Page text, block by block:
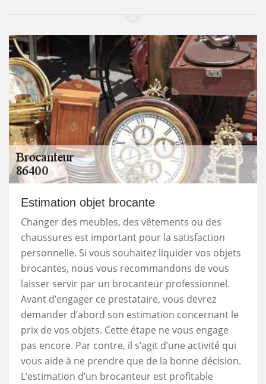
Estimation objet brocante
Changer des meubles, des vêtements ou des
chaussures est important pour la satisfaction
personnelle. Si vous souhaitez liquider vos objets
brocantes, nous vous recommandons de vous
laisser servir par un brocanteur professionnel.
Avant d’engager ce prestataire, vous devrez
demander d’abord son estimation concernant le
prix de vos objets. Cette étape ne vous engage
pas encore. Par contre, il s’agit d’une activité qui
vous aide à ne prendre que de la bonne décision.
L’estimation d’un brocanteur est profitable